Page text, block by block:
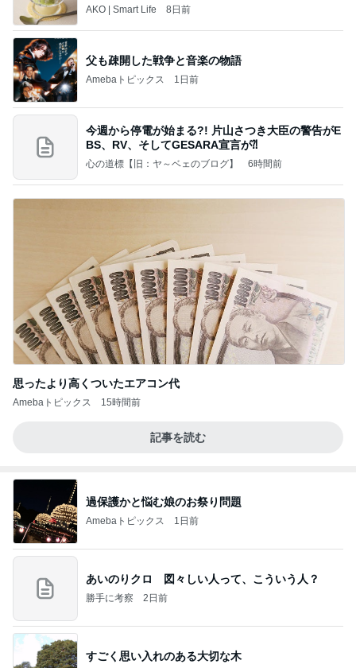
トレ
AKO | Smart Life 8日前
父も疎開した戦争と音楽の物語
Amebaトピックス 1日前
今週から停電が始まる?! 片山さつき大臣の警告がE
BS、RV、そしてGESARA宣言が⁈
心の道標【旧：ヤ～ベェのブログ】 6時間前
思ったより高くついたエアコン代
Amebaトピックス 15時間前
記事を読む
過保護かと悩む娘のお祭り問題
Amebaトピックス 1日前
あいのりクロ 図々しい人って、こういう人？
勝手に考察 2日前
すごく思い入れのある大切な木